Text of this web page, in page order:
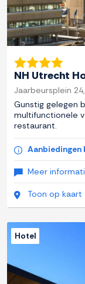
NH Utrecht
Jaarbeursplein
Gunstig gelegen
multifunctionele
restaurant.
Aanbiedingen
Meer
Toon op kaart
Hotel